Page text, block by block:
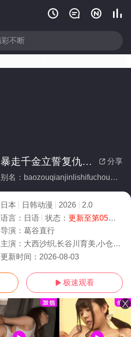
   
 分享
暴走千金立誓复仇。～用魔导书之力碾碎祖国～
别名：baozouqianjinlishifuchouyongmodaoshuzhiliniansuizuguo
日本 日韩动漫 2026
2.0
语言： 日语 状态： 更新至第05集
导演： 葛谷直行
主演： 大西沙织,长谷川育美,小仓唯,上原步美,芹泽优,石上静香,阿座上洋平,水中雅章,高野麻里佳
更新时间： 2026-08-03
 极速观看